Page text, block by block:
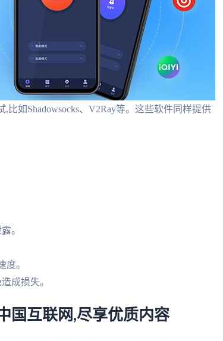
如Shadowsocks、V2Ray等。这些软件同样提供
。
度。
成损失。
国互联网,尽享优质内容